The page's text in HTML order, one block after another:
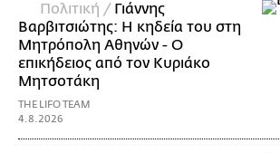
Πολιτική / Γιάννης
Βαρβιτσιώτης: Η κηδεία του στη
Μητρόπολη Αθηνών - Ο
επικήδειος από τον Κυριάκο
Μητσοτάκη
THE LIFO TEAM
4.8.2026